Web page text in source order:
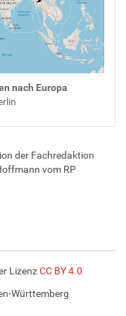
nach Europa
der Fachredaktion
vom RP
LizenzCC BY 4.0
Württemberg